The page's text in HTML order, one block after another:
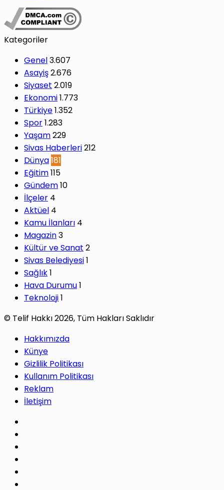
Kategoriler
Genel3.607
Asayiş2.676
Siyaset 2.019
Ekonomi1.773
Türkiye1.352
Spor1.283
Yaşam229
Sivas Haberleri212
Dünya181
Eğitim115
Gündem10
İlçeler 4
Aktüel 4
Kamu İlanları 4
Magazin3
Kültür ve Sanat 2
Sivas Belediyesi1
Sağlık1
Hava Durumu1
Teknoloji1
© Telif Hakkı 2026, Tüm Hakları Saklıdır
Hakkımızda
Künye
Gizlilik Politikası
Kullanım Politikası
Reklam
İletişim